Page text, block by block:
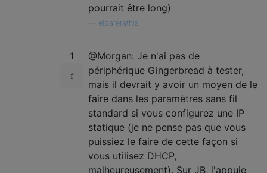
pourrait être long)
eldarerathis
1
@Morgan: Je n'ai pas de
périphérique Gingerbread à tester,
mais il devrait y avoir un moyen de le
faire dans les paramètres sans fil
standard si vous configurez une IP
statique (je ne pense pas que vous
puissiez le faire de cette façon si
vous utilisez DHCP,
malheureusement). Sur JB, j'appuie